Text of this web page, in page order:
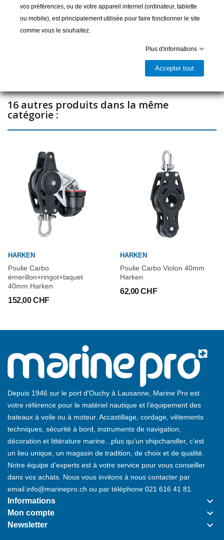
Poids: 58g
Charge de rupture : 600 Kg
Charge de travail : 260 Kg
Ajouter au panier
Livrable et disponible en magasin
16 autres produits dans la même
catégorie :
HARKEN
Poulie Carbo
émerillon+ringot+taquet
40mm Harken
152,00 CHF
HARKEN
Poulie Carbo Violon 40mm
Harken
62,00 CHF
Depuis 1946 sur le port d'Ouchy à Lausanne, Marine Pro est
votre référence pour le matériel nautique et l’équipement des
bateaux à voile ou à moteur. Accastillage, cordage, vêtements
techniques, sécurité à bord, instruments de navigation,
décoration et littérature marine...plus qu’un shipchandler, c’est
un lieu unique, un magasin de tradition, de choix et de qualité.
Notre équipe d’experts est à votre service pour vous conseiller
dans vos achats. Nous vous invitons à nous contacter par
email info@marinepro.ch ou par téléphone 021 616 41 81
Informations keyboard_arrow_down
Mon compte keyboard_arrow_down
Newsletter keyboard_arrow_down
vos préférences, ou de votre appareil internet (ordinateur, tablette
ou mobile), est principalement utilisée pour faire fonctionner le site
comme vous le souhaitez.
Plus d'informations
Accepter tout